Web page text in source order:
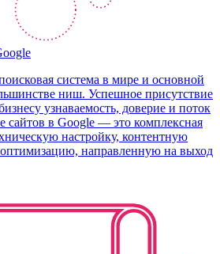
система в мире и основной
ниш. Успешное присутствие
узнаваемость, доверие и поток
сайтов в Google — это комплексная
настройку, контентную
направленную на выход